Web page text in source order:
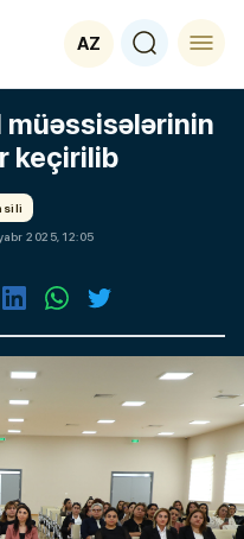
AZ
keçirilib
2025, 12:05